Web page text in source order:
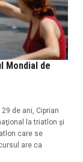
Mondial de
de ani, Ciprian
la triatlon şi
care se
are ca